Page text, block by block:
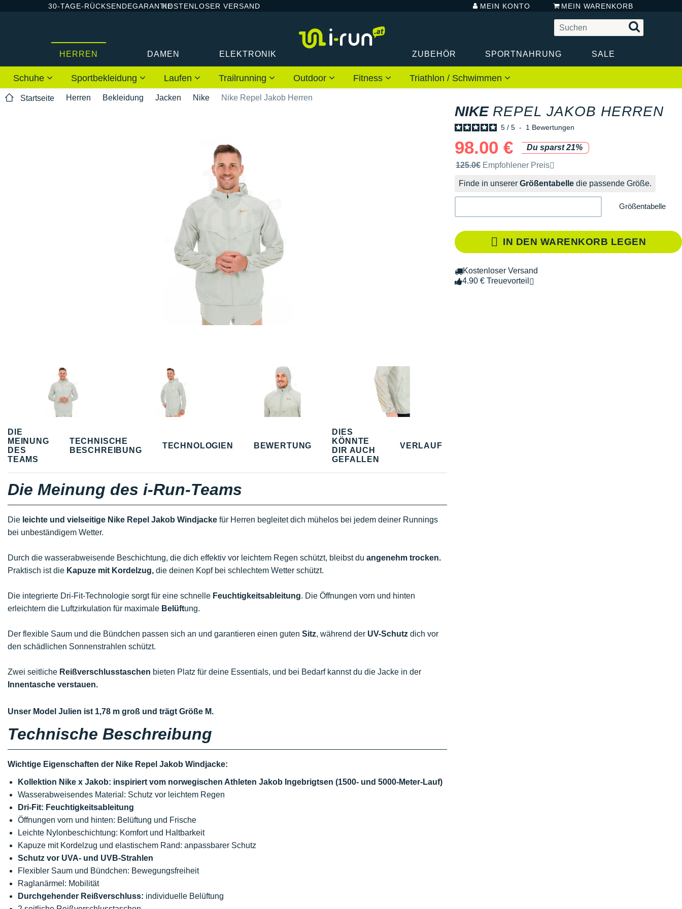
30-TAGE-RÜCKSENDEGARANTIEKOSTENLOSER VERSAND MEIN KONTO MEIN WARENKORB
HERREN DAMEN ELEKTRONIK ZUBEHÖR SPORTNAHRUNG SALE
Schuhe Sportbekleidung Laufen Trailrunning Outdoor Fitness Triathlon / Schwimmen
Startseite Herren Bekleidung Jacken Nike Nike Repel Jakob Herren
NIKE REPEL JAKOB HERREN
5 / 5 - 1 Bewertungen
98.00 €
Du sparst 21%
Unverbindliche Preisempfehlung der Marke
125.0€ Empfohlener Preis
Finde in unserer Größentabelle die passende Größe.
Größentabelle
IN DEN WARENKORB LEGEN
Kostenloser Versand
4.90 € Treuevorteil
DIE
MEINUNG
DES
TEAMS
TECHNISCHE
BESCHREIBUNG
TECHNOLOGIEN BEWERTUNG
DIES
KÖNNTE
DIR AUCH
GEFALLEN
VERLAUF
Die Meinung des i-Run-Teams
Die leichte und vielseitige Nike Repel Jakob Windjacke für Herren begleitet dich mühelos bei jedem deiner Runnings
bei unbeständigem Wetter.
Durch die wasserabweisende Beschichtung, die dich effektiv vor leichtem Regen schützt, bleibst du angenehm trocken.
Praktisch ist die Kapuze mit Kordelzug, die deinen Kopf bei schlechtem Wetter schützt.
Die integrierte Dri-Fit-Technologie sorgt für eine schnelle Feuchtigkeitsableitung. Die Öffnungen vorn und hinten
erleichtern die Luftzirkulation für maximale Belüftung.
Der flexible Saum und die Bündchen passen sich an und garantieren einen guten Sitz, während der UV-Schutz dich vor
den schädlichen Sonnenstrahlen schützt.
Zwei seitliche Reißverschlusstaschen bieten Platz für deine Essentials, und bei Bedarf kannst du die Jacke in der
Innentasche verstauen.
Unser Model Julien ist 1,78 m groß und trägt Größe M.
Technische Beschreibung
Wichtige Eigenschaften der Nike Repel Jakob Windjacke:
Kollektion Nike x Jakob: inspiriert vom norwegischen Athleten Jakob Ingebrigtsen (1500- und 5000-Meter-Lauf)
Wasserabweisendes Material: Schutz vor leichtem Regen
Dri-Fit: Feuchtigkeitsableitung
Öffnungen vorn und hinten: Belüftung und Frische
Leichte Nylonbeschichtung: Komfort und Haltbarkeit
Kapuze mit Kordelzug und elastischem Rand: anpassbarer Schutz
Schutz vor UVA- und UVB-Strahlen
Flexibler Saum und Bündchen: Bewegungsfreiheit
Raglanärmel: Mobilität
Durchgehender Reißverschluss: individuelle Belüftung